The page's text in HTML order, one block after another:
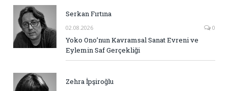
Serkan Fırtına
02.08.2026 0
Yoko Ono’nun Kavramsal Sanat Evreni ve
Eylemin Saf Gerçekliği
Zehra İpşiroğlu